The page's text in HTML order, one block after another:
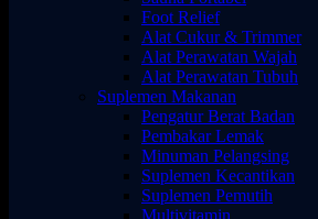
Foot Relief
Alat Cukur & Trimmer
Alat Perawatan Wajah
Alat Perawatan Tubuh
Suplemen Makanan
Pengatur Berat Badan
Pembakar Lemak
Minuman Pelangsing
Suplemen Kecantikan
Suplemen Pemutih
Multivitamin